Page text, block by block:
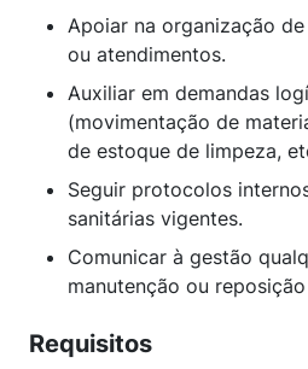
Apoiar na organização
ou atendimentos.
Auxiliar em demandas
(movimentação de
de estoque de limpeza,
Seguir protocolos
sanitárias vigentes.
Comunicar à gestão
manutenção ou
Requisitos